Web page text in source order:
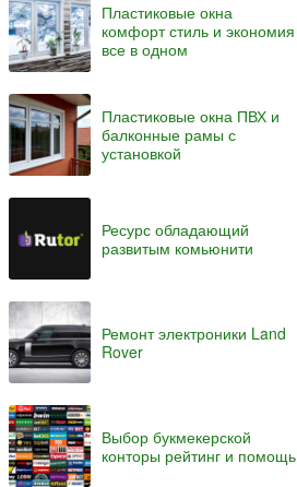
Пластиковые окна
комфорт стиль и экономия
все в одном
Пластиковые окна ПВХ и
балконные рамы с
установкой
Ресурс обладающий
развитым комьюнити
Ремонт электроники Land
Rover
Выбор букмекерской
конторы рейтинг и помощь